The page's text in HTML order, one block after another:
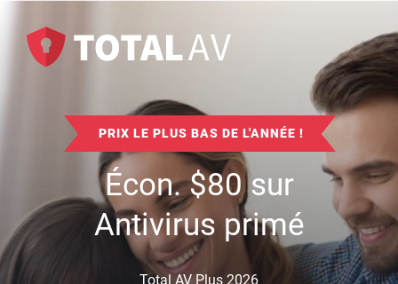
PRIX LE PLUS BAS DE L'ANNÉE !
Écon.$80sur
Antivirus primé
Total AV Plus 2026